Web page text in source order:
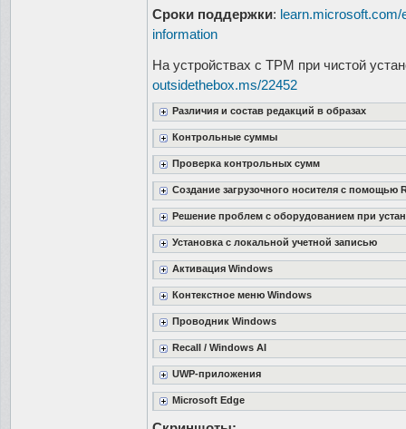
Сроки поддержки: learn.microsoft.com/
information
На устройствах с TPM при чистой
outsidethebox.ms/22452
Различия и состав редакций в образах
Контрольные суммы
Проверка контрольных сумм
Создание загрузочного носителя с помощью
Решение проблем с оборудованием при
Установка с локальной учетной записью
Активация Windows
Контекстное меню Windows
Проводник Windows
Recall / Windows AI
UWP-приложения
Microsoft Edge